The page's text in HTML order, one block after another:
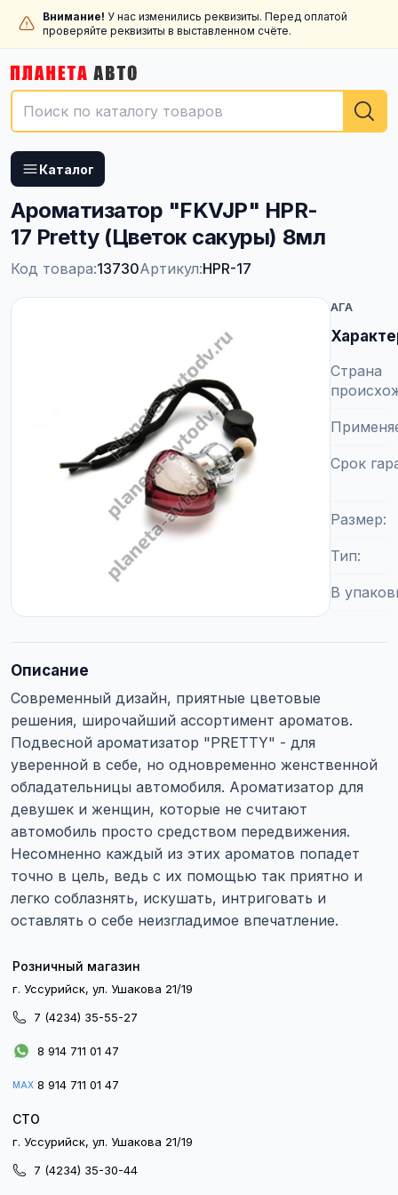
Внимание! У нас изменились реквизиты. Перед оплатой
проверяйте реквизиты в выставленном счёте.
Каталог
Ароматизатор "FKVJP" HPR-
17 Pretty (Цветок сакуры) 8мл
Код товара:13730Артикул:HPR-17
АГА
Страна
Срок
Размер
Тип
В
Описание
Современный дизайн, приятные цветовые
решения, широчайший ассортимент ароматов.
Подвесной ароматизатор "PRETTY" - для
уверенной в себе, но одновременно женственной
обладательницы автомобиля. Ароматизатор для
девушек и женщин, которые не считают
автомобиль просто средством передвижения.
Несомненно каждый из этих ароматов попадет
точно в цель, ведь с их помощью так приятно и
легко соблазнять, искушать, интриговать и
оставлять о себе неизгладимое впечатление.
Розничный магазин
г. Уссурийск, ул. Ушакова 21/19
7 (4234) 35-55-27
8 914 711 01 47
MAX 8 914 711 01 47
СТО
г. Уссурийск, ул. Ушакова 21/19
7 (4234) 35-30-44